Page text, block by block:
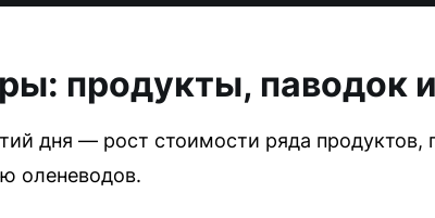
продукты, паводок
дня — рост стоимости ряда продуктов,
оленеводов.